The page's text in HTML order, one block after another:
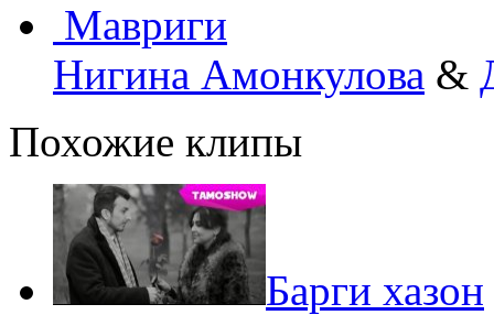
Мавриги
Нигина Амонкулова &
Похожие клипы
Барги хазон